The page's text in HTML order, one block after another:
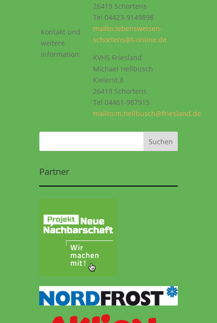
Kontakt und
weitere
Information:
26419 Schortens
Tel 04423-9149898
mailto:lebensweisen-
schortens@t-online.de
KVHS Friesland
Michael Hellbusch
Kielerst.8
26419 Schortens
Tel 04461-987915
mailto:m.hellbusch@friesland.de
Partner